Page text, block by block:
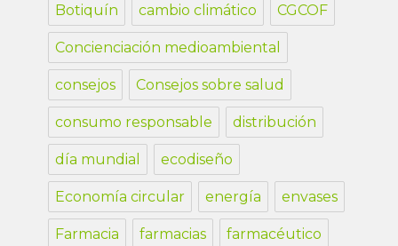
Botiquín cambio climático CGCOF
Concienciación medioambiental
consejos Consejos sobre salud
consumo responsable distribución
día mundial ecodiseño
Economía circular energía envases
Farmacia farmacias farmacéutico